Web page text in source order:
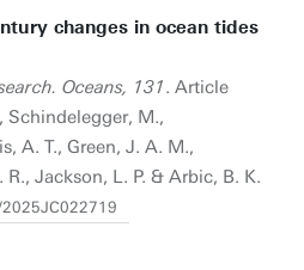
changes in ocean tides
Oceans, 131. Article
Schindelegger, M.,
A. T., Green, J. A. M.,
R., Jackson, L. P. & Arbic, B. K.